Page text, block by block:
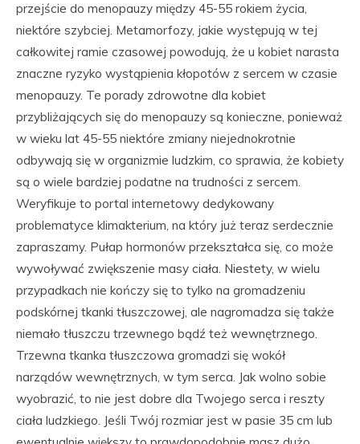
przejście do menopauzy między 45-55 rokiem życia,
niektóre szybciej. Metamorfozy, jakie występują w tej
całkowitej ramie czasowej powodują, że u kobiet narasta
znaczne ryzyko wystąpienia kłopotów z sercem w czasie
menopauzy. Te porady zdrowotne dla kobiet
przybliżających się do menopauzy są konieczne, ponieważ
w wieku lat 45-55 niektóre zmiany niejednokrotnie
odbywają się w organizmie ludzkim, co sprawia, że kobiety
są o wiele bardziej podatne na trudności z sercem.
Weryfikuje to portal internetowy dedykowany
problematyce klimakterium, na który już teraz serdecznie
zapraszamy. Pułap hormonów przekształca się, co może
wywoływać zwiększenie masy ciała. Niestety, w wielu
przypadkach nie kończy się to tylko na gromadzeniu
podskórnej tkanki tłuszczowej, ale nagromadza się także
niemało tłuszczu trzewnego bądź też wewnętrznego.
Trzewna tkanka tłuszczowa gromadzi się wokół
narządów wewnętrznych, w tym serca. Jak wolno sobie
wyobrazić, to nie jest dobre dla Twojego serca i reszty
ciała ludzkiego. Jeśli Twój rozmiar jest w pasie 35 cm lub